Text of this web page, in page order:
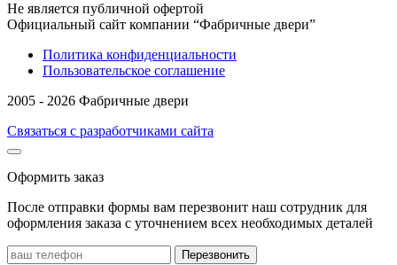
Не является публичной офертой
Официальный сайт компании “Фабричные двери”
Политика конфиденциальности
Пользовательское соглашение
2005 - 2026 Фабричные двери
Связаться с разработчиками сайта
Оформить заказ
После отправки формы вам перезвонит наш сотрудник для
оформления заказа с уточнением всех необходимых деталей
Перезвонить